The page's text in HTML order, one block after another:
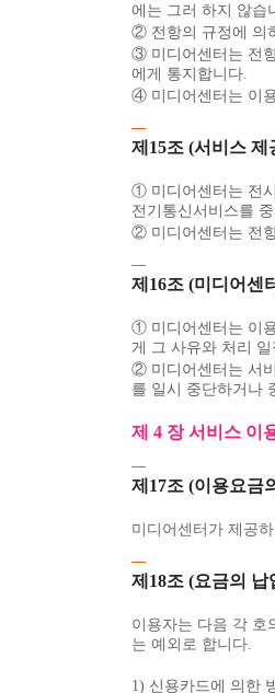
에는 그러 하지 않습
② 전항의 규정에 의
③ 미디어센터는 전
에게 통지합니다.
④ 미디어센터는 이
제15조 (서비스 제
① 미디어센터는 전
전기통신서비스를
② 미디어센터는 전
제16조 (미디어센
① 미디어센터는 이
게 그 사유와 처리
② 미디어센터는 서
를 일시 중단하거나
제 4 장 서비스 이
제17조 (이용요금
미디어센터가 제공
제18조 (요금의 납
이용자는 다음 각 호
는 예외로 합니다.
1) 신용카드에 의한